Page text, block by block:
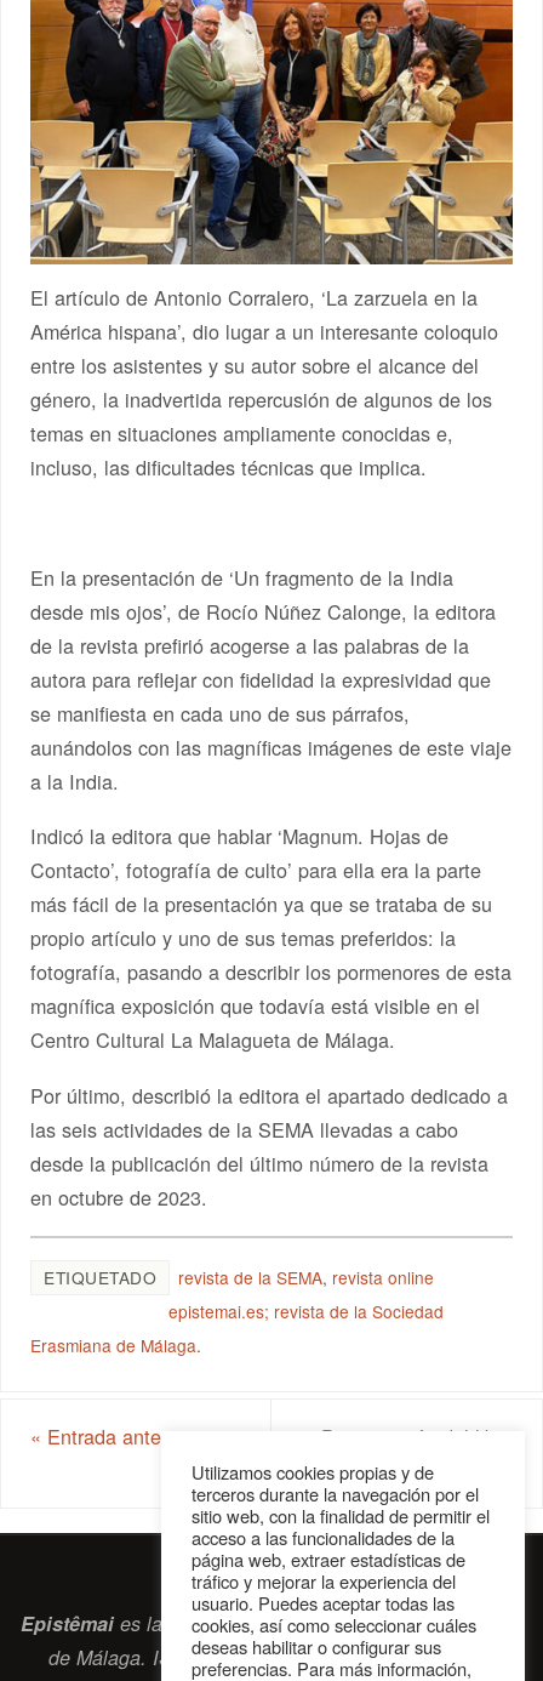
El artículo de Antonio Corralero, ‘La zarzuela en la
América hispana’, dio lugar a un interesante coloquio
entre los asistentes y su autor sobre el alcance del
género, la inadvertida repercusión de algunos de los
temas en situaciones ampliamente conocidas e,
incluso, las dificultades técnicas que implica.
En la presentación de ‘Un fragmento de la India
desde mis ojos’, de Rocío Núñez Calonge, la editora
de la revista prefirió acogerse a las palabras de la
autora para reflejar con fidelidad la expresividad que
se manifiesta en cada uno de sus párrafos,
aunándolos con las magníficas imágenes de este viaje
a la India.
Indicó la editora que hablar ‘Magnum. Hojas de
Contacto’, fotografía de culto’ para ella era la parte
más fácil de la presentación ya que se trataba de su
propio artículo y uno de sus temas preferidos: la
fotografía, pasando a describir los pormenores de esta
magnífica exposición que todavía está visible en el
Centro Cultural La Malagueta de Málaga.
Por último, describió la editora el apartado dedicado a
las seis actividades de la SEMA llevadas a cabo
desde la publicación del último número de la revista
en octubre de 2023.
ETIQUETADO revista de la SEMA, revista online
epistemai.es; revista de la Sociedad
Erasmiana de Málaga.
« Entrada anterior
Presentación del libro
‘Epístolas Circadianas’
Epistêmaies la revista digital de la Sociedad Erasmiana
de Málaga. ISSN 2697-2468. Bienvenidos cuantos
Utilizamos cookies propias y de
terceros durante la navegación por el
sitio web, con la finalidad de permitir el
acceso a las funcionalidades de la
página web, extraer estadísticas de
tráfico y mejorar la experiencia del
usuario. Puedes aceptar todas las
cookies, así como seleccionar cuáles
deseas habilitar o configurar sus
preferencias. Para más información,